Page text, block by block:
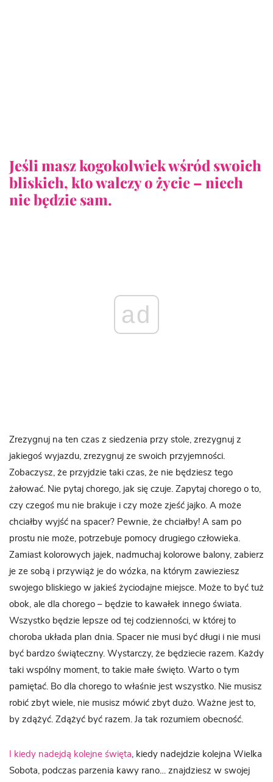
Jeśli masz kogokolwiek wśród swoich
bliskich, kto walczy o życie – niech
nie będzie sam.
ad
Zrezygnuj na ten czas z siedzenia przy stole, zrezygnuj z
jakiegoś wyjazdu, zrezygnuj ze swoich przyjemności.
Zobaczysz, że przyjdzie taki czas, że nie będziesz tego
żałować. Nie pytaj chorego, jak się czuje. Zapytaj chorego o to,
czy czegoś mu nie brakuje i czy może zjeść jajko. A może
chciałby wyjść na spacer? Pewnie, że chciałby! A sam po
prostu nie może, potrzebuje pomocy drugiego człowieka.
Zamiast kolorowych jajek, nadmuchaj kolorowe balony, zabierz
je ze sobą i przywiąż je do wózka, na którym zawieziesz
swojego bliskiego w jakieś życiodajne miejsce. Może to być tuż
obok, ale dla chorego – będzie to kawałek innego świata.
Wszystko będzie lepsze od tej codzienności, w której to
choroba układa plan dnia. Spacer nie musi być długi i nie musi
być bardzo świąteczny. Wystarczy, że będziecie razem. Każdy
taki wspólny moment, to takie małe święto. Warto o tym
pamiętać. Bo dla chorego to właśnie jest wszystko. Nie musisz
robić zbyt wiele, nie musisz mówić zbyt dużo. Ważne jest to,
by zdążyć. Zdążyć być razem. Ja tak rozumiem obecność.
I kiedy nadejdą kolejne święta, kiedy nadejdzie kolejna Wielka
Sobota, podczas parzenia kawy rano… znajdziesz w swojej